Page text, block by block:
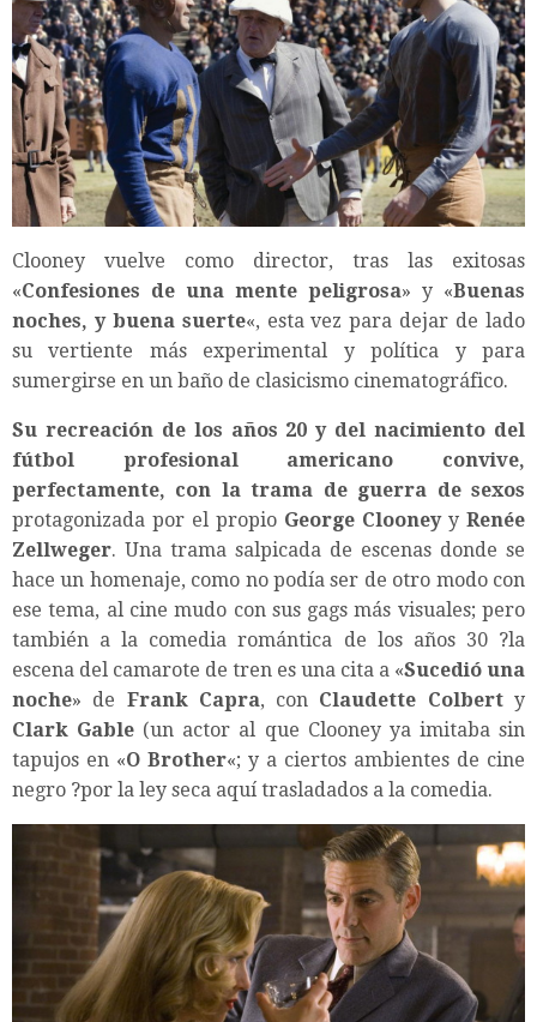
Clooney vuelve como director, tras las exitosas
«Confesiones de una mente peligrosa» y «Buenas
noches, y buena suerte«, esta vez para dejar de lado
su vertiente más experimental y política y para
sumergirse en un baño de clasicismo cinematográfico.
Su recreación de los años 20 y del nacimiento del
fútbol profesional americano convive,
perfectamente, con la trama de guerra de sexos
protagonizada por el propio George Clooneyy Renée
Zellweger. Una trama salpicada de escenas donde se
hace un homenaje, como no podía ser de otro modo con
ese tema, al cine mudo con sus gags más visuales; pero
también a la comedia romántica de los años 30 ?la
escena del camarote de tren es una cita a «Sucedió una
noche» de Frank Capra, con Claudette Colberty
Clark Gable (un actor al que Clooney ya imitaba sin
tapujos en «O Brother«; y a ciertos ambientes de cine
negro ?por la ley seca aquí trasladados a la comedia.